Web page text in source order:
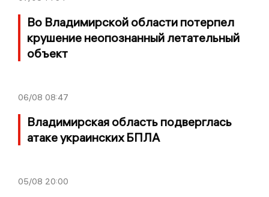
Во Владимирской области потерпел
крушение неопознанный летательный
объект
06/08 08:47
Владимирская область подверглась
атаке украинских БПЛА
05/08 20:00